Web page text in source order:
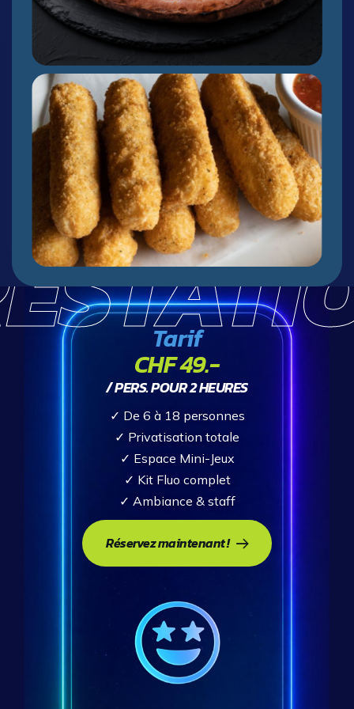
Tarif
CHF 49.-
/ PERS. POUR 2 HEURES
✓ De 6 à 18 personnes
✓ Privatisation totale
✓ Espace Mini-Jeux
✓ Kit Fluo complet
✓ Ambiance & staff
Réservez maintenant !